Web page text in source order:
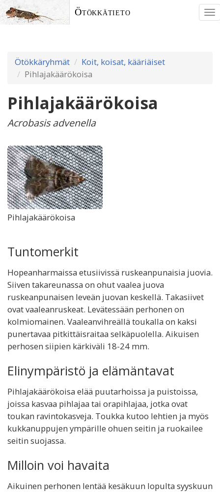
Ötökkätieto
Ötökkäryhmät
Koit, koisat, kääriäiset
Pihlajakäärökoisa
Pihlajakäärökoisa
Acrobasis advenella
Pihlajakäärökoisa
Tuntomerkit
Hopeanharmaissa etusiivissä ruskeanpunaisia juovia.
Siiven takareunassa on ohut vaalea juova
ruskeanpunaisen leveän juovan keskellä. Takasiivet
ovat vaaleanruskeat. Levätessään perhonen on
kolmiomainen. Vaaleanvihreällä toukalla on kaksi
punertavaa pitkittäisraitaa selkäpuolella. Aikuisen
perhosen siipien kärkiväli 18-24 mm.
Elinympäristö ja elämäntavat
Pihlajakäärökoisa elää puutarhoissa ja puistoissa,
joissa kasvaa pihlajaa tai orapihlajaa, jotka ovat
toukan ravintokasveja. Toukka kutoo lehtien ja myös
kukkanuppujen ympärille ohuen seitin ja ruokailee
seitin suojassa.
Milloin voi havaita
Aikuinen perhonen lentää kesäkuun lopulta syyskuun